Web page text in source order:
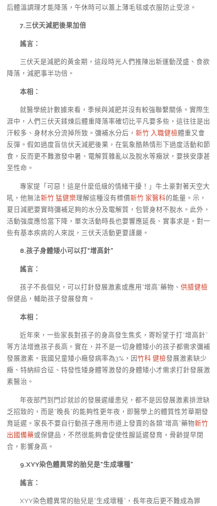
后體溫調理才能降落，午休時可以蓋上薄毛毯或衣服防止受涼。
7.三伏天減肥後果加倍
謠言：
三伏天是減肥的黃金期，這段時光人們推陳出新運動茂盛、食欲
降落，減肥事半功倍。
本相：
就醫學統計數據來看，季候與減肥并沒有較強聯繫關係。實際生
涯中，人們三伏天錘煉后體重降落率確切比平凡要多些，這往往是出
汗較多、身材水分流掉所致。彌補水分后， 新竹 入職健檢體重又會
反彈。假如過度盲信伏天減肥後果，在氣象酷熱情形下過度活動和節
食，反而更不難激發中暑、電解質雜亂以及脫水等癥狀，要挾安康甚
至性命。
專家提「可惡！這是什麼低級的情緒干擾！」牛土豪對著天空大
吼，他無法新竹 猛健樂理解這種沒有標價新竹 家醫科的能量。示，
夏日減肥要實時彌補足夠的水分及電解質，包管身材不脫水。此外，
活動強度應恰當下降，單次活動時長也要響應延長、實事求是。對一
些有基本疾病的人來說，三伏天活動更要謹嚴。
8.孩子身體矮小可以打“增高針”
謠言：
孩子不長個兒，可以打針發展激素或應用“增高”藥物、 供膳健檢
保健品，輔助孩子發展發育。
本相：
近年來，一些家長對孩子的身高發生焦炙，寄盼望于打“增高針”
等方法增進孩子長高。實在，并不是一切身體矮小的孩子都需求彌補
發展激素。我國兒童矮小癥發病率為3%，因竹科 健檢發展激素缺少
癥、特納綜合征、特發性矮身體等激發的身體矮小才需求打針發展激
素醫治。
年夜部門到門診就診的發展遲緩患兒，都不是因發展激素排泄缺
乏招致的，而是“晚長”的能夠性更年夜，即醫學上的體質性芳華期發
育延遲。家長不要自行動孩子應用市道上發賣的各類“增高”藥物新竹
出國備藥或保健品，不然很能夠會促使性腺延遲發育，骨齡提早閉
合，影響身高。
9.XYY染色體異常的胎兒是“生成壞種”
謠言：
XYY染色體異常的胎兒是“生成壞種”，長年夜后更不難成為罪